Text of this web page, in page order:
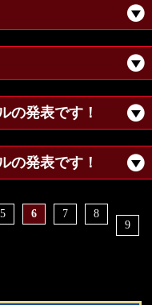
の発表です！
の発表です！
5 6 7
8
9